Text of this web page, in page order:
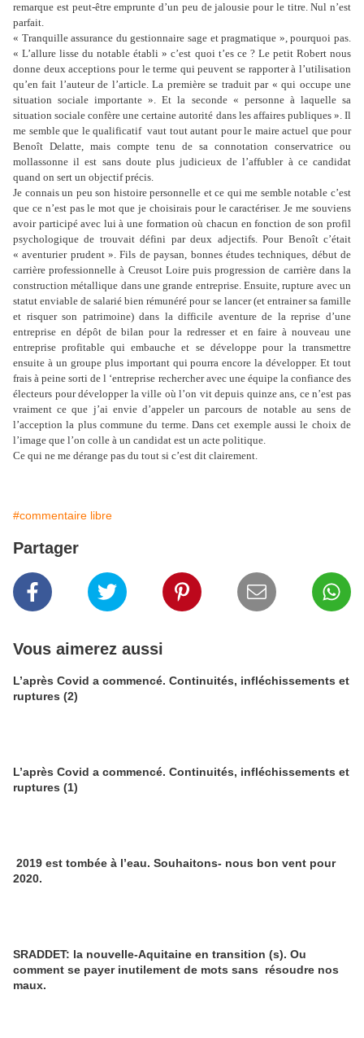
remarque est peut-être emprunte d’un peu de jalousie pour le titre. Nul n’est
parfait.
« Tranquille assurance du gestionnaire sage et pragmatique », pourquoi pas.
« L’allure lisse du notable établi » c’est quoi t’es ce ? Le petit Robert nous
donne deux acceptions pour le terme qui peuvent se rapporter à l’utilisation
qu’en fait l’auteur de l’article. La première se traduit par « qui occupe une
situation sociale importante ». Et la seconde « personne à laquelle sa
situation sociale confère une certaine autorité dans les affaires publiques ». Il
me semble que le qualificatif vaut tout autant pour le maire actuel que pour
Benoît Delatte, mais compte tenu de sa connotation conservatrice ou
mollassonne il est sans doute plus judicieux de l’affubler à ce candidat
quand on sert un objectif précis.
Je connais un peu son histoire personnelle et ce qui me semble notable c’est
que ce n’est pas le mot que je choisirais pour le caractériser. Je me souviens
avoir participé avec lui à une formation où chacun en fonction de son profil
psychologique de trouvait défini par deux adjectifs. Pour Benoît c’était
« aventurier prudent ». Fils de paysan, bonnes études techniques, début de
carrière professionnelle à Creusot Loire puis progression de carrière dans la
construction métallique dans une grande entreprise. Ensuite, rupture avec un
statut enviable de salarié bien rémunéré pour se lancer (et entrainer sa famille
et risquer son patrimoine) dans la difficile aventure de la reprise d’une
entreprise en dépôt de bilan pour la redresser et en faire à nouveau une
entreprise profitable qui embauche et se développe pour la transmettre
ensuite à un groupe plus important qui pourra encore la développer. Et tout
frais à peine sorti de l ‘entreprise rechercher avec une équipe la confiance des
électeurs pour développer la ville où l’on vit depuis quinze ans, ce n’est pas
vraiment ce que j’ai envie d’appeler un parcours de notable au sens de
l’acception la plus commune du terme. Dans cet exemple aussi le choix de
l’image que l’on colle à un candidat est un acte politique.
Ce qui ne me dérange pas du tout si c’est dit clairement.
#commentaire libre
Partager
Vous aimerez aussi
L’après Covid a commencé. Continuités, infléchissements et
ruptures (2)
L’après Covid a commencé. Continuités, infléchissements et
ruptures (1)
2019 est tombée à l’eau. Souhaitons- nous bon vent pour
2020.
SRADDET: la nouvelle-Aquitaine en transition (s). Ou
comment se payer inutilement de mots sans résoudre nos
maux.